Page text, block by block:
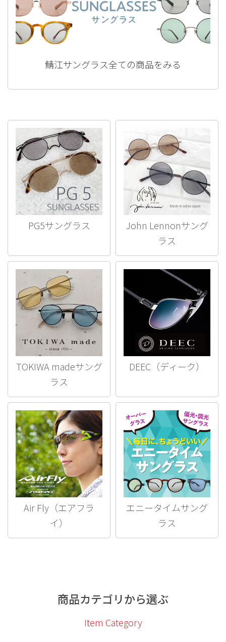
鯖江サングラス全ての商品をみる
PG5サングラス
John Lennonサング
ラス
TOKIWA madeサング
ラス
DEEC（ディーク）
Air Fly（エアフラ
イ）
エニータイムサング
ラス
商品カテゴリから選ぶ
Item Category